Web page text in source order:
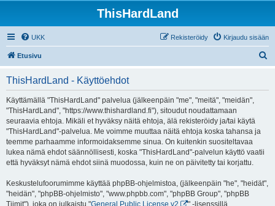
ThisHardLand
UKK Kirjaudu sisään
Rekisteröidy
Etusivu
ThisHardLand - Käyttöehdot
Käyttämällä "ThisHardLand" palvelua (jälkeenpäin "me", "meitä", "meidän",
"ThisHardLand", "https://www.thishardland.fi"), sitoudut noudattamaan
seuraavia ehtoja. Mikäli et hyväksy näitä ehtoja, älä rekisteröidy ja/tai käytä
"ThisHardLand"-palvelua. Me voimme muuttaa näitä ehtoja koska tahansa ja
teemme parhaamme informoidaksemme sinua. On kuitenkin suositeltavaa
lukea nämä ehdot säännöllisesti, koska "ThisHardLand"-palvelun käyttö vaatii
että hyväksyt nämä ehdot siinä muodossa, kuin ne on päivitetty tai korjattu.
Keskustelufoorumimme käyttää phpBB-ohjelmistoa, (jälkeenpäin "he", "heidät",
"heidän", "phpBB-ohjelmisto", "www.phpbb.com", "phpBB Group", "phpBB
Tiimit"), joka on julkaistu "General Public License v2
" -lisenssillä